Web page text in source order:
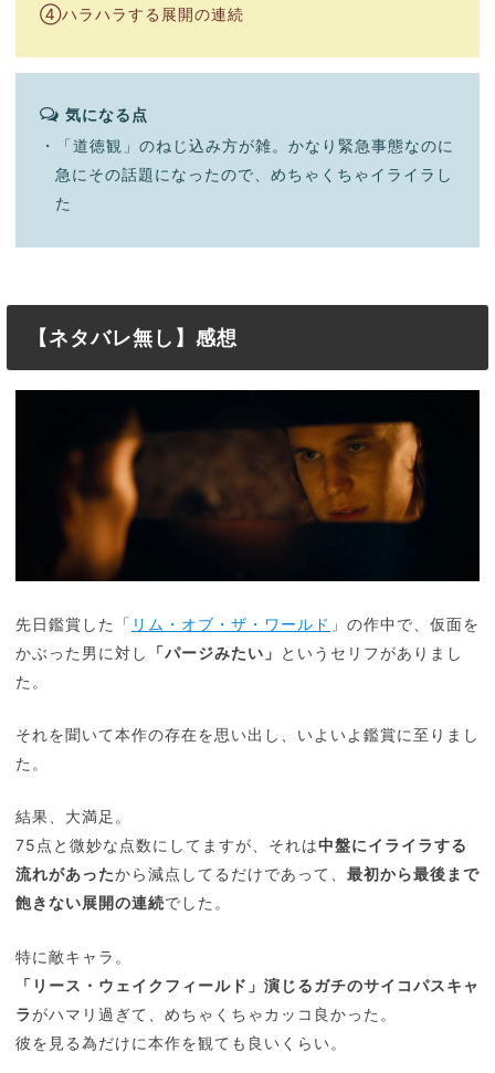
④ハラハラする展開の連続
気になる点
・「道徳観」のねじ込み方が雑。かなり緊急事態なのに
急にその話題になったので、めちゃくちゃイライラし
た
【ネタバレ無し】感想
先日鑑賞した「 リム・オブ・ザ・ワールド 」の作中で、仮面を
かぶった男に対し
「パージみたい」 というセリフがありまし
た。
それを聞いて本作の存在を思い出し、いよいよ鑑賞に至りまし
た。
結果、大満足。
75点と微妙な点数にしてますが、それは中盤にイライラする
流れがあったから減点してるだけであって、 最初から最後まで
飽きない展開の連続でした。
特に敵キャラ。
「リース・ウェイクフィールド」演じるガチのサイコパスキャ
ラがハマリ過ぎて、めちゃくちゃカッコ良かった。
彼を見る為だけに本作を観ても良いくらい。